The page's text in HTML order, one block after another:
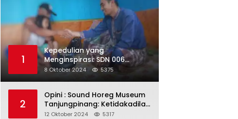
1
Kepedulian yang
Menginspirasi: SDN 006
Merawang Gelar Program
“Berbagi Segenggam Beras”
8 Oktober 2024 5375
2
Opini : Sound Horeg Museum
Tanjungpinang: Ketidakadilan
dalam Representasi
12 Oktober 2024 5317